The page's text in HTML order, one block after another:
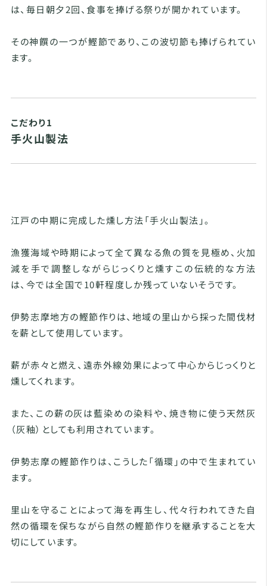
は、毎日朝夕2回、食事を捧げる祭りが開かれています。
その神饌の一つが鰹節であり、この波切節も捧げられてい
ます。
こだわり1
手火山製法
江戸の中期に完成した燻し方法「手火山製法」。
漁獲海域や時期によって全て異なる魚の質を見極め、火加
減を手で調整しながらじっくりと燻すこの伝統的な方法
は、今では全国で10軒程度しか残っていないそうです。
伊勢志摩地方の鰹節作りは、地域の里山から採った間伐材
を薪として使用しています。
薪が赤々と燃え、遠赤外線効果によって中心からじっくりと
燻してくれます。
また、この薪の灰は藍染めの染料や、焼き物に使う天然灰
（灰釉）としても利用されています。
伊勢志摩の鰹節作りは、こうした「循環」の中で生まれてい
ます。
里山を守ることによって海を再生し、代々行われてきた自
然の循環を保ちながら自然の鰹節作りを継承することを大
切にしています。